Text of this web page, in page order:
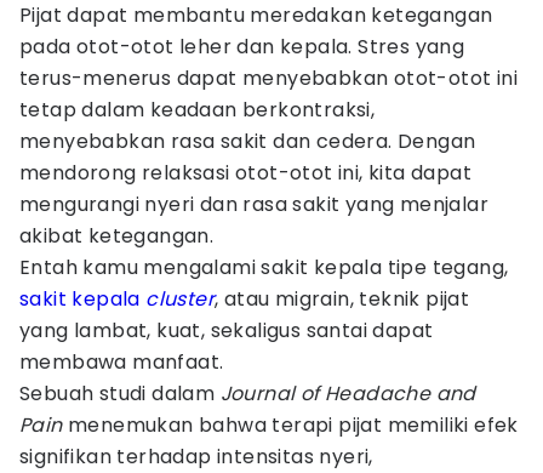
Pijat dapat membantu meredakan ketegangan
pada otot-otot leher dan kepala. Stres yang
terus-menerus dapat menyebabkan otot-otot ini
tetap dalam keadaan berkontraksi,
menyebabkan rasa sakit dan cedera. Dengan
mendorong relaksasi otot-otot ini, kita dapat
mengurangi nyeri dan rasa sakit yang menjalar
akibat ketegangan.
Entah kamu mengalami sakit kepala tipe tegang,
sakit kepala cluster, atau migrain, teknik pijat
yang lambat, kuat, sekaligus santai dapat
membawa manfaat.
Sebuah studi dalam Journal ofHeadache and
Painmenemukan bahwa terapi pijat memiliki efek
signifikan terhadap intensitas nyeri,